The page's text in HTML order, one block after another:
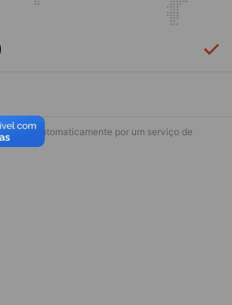
indisponível
algo deu errado. Faça login
automaticamente por um serviço de